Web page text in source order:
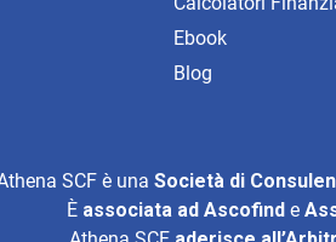
Ebook
Blog
SCF è una Società di
È associata ad Ascofind e